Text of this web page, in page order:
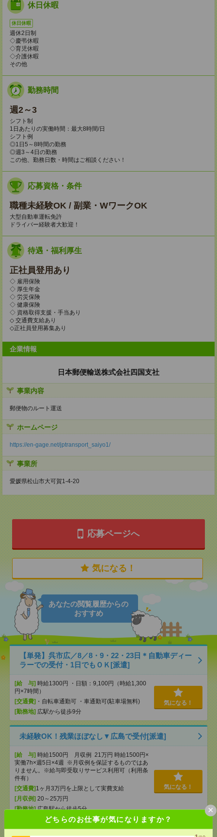
どちらのお仕事が気になりますか？
×
休日休暇
休日休暇
週休2日制
◇慶弔休暇
◇育児休暇
◇介護休暇
その他
勤務時間
週2～3
シフト制
1日あたりの実働時間：最大8時間/日
シフト例
◎1日5～8時間の勤務
◎週3～4日の勤務
この他、勤務日数・時間はご相談ください！
応募資格・条件
職種未経験OK / 副業・WワークOK
大型自動車運転免許
ドライバー経験者大歓迎！
待遇・福利厚生
正社員登用あり
◇ 雇用保険
◇ 厚生年金
◇ 労災保険
◇ 健康保険
◇ 資格取得支援・手当あり
◇ 交通費支給あり
◇正社員登用募集あり
企業情報
日本郵便輸送株式会社四国支社
事業内容
郵便物のルート運送
ホームページ
https://en-gage.net/jptransport_saiyo1/
事業所
愛媛県松山市大可賀1-4-20
応募ページへ
気になる！
あなたの閲覧履歴からの
おすすめ
【単発】呉市広／8／8・9・22・23日＊自動車ディー
ラーでの受付・1日でもＯＫ[派遣]
[給 与] 時給1300円 ・日額：9,100円（時給1,300
円×7時間）
[交通費] ・自転車通勤可 ・車通勤可(駐車場無料)
[勤務地] 広駅から徒歩9分
気になる！
未経験OK！残業ほぼなし▼広島で受付[派遣]
[給 与] 時給1500円 月収例 21万円 時給1500円×
実働7h×週5日×4週 ※月収例を保証するものではあ
りません。※給与即受取りサービス利用可（利用条
件有）
[交通費]1ヶ月3万円を上限として実費支給
[月収例] 20～25万円
[勤務地]広島駅から徒歩5分
気になる！